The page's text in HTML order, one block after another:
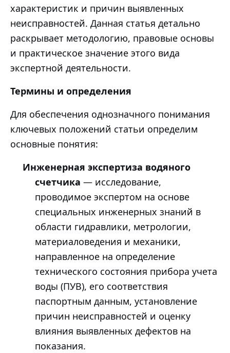
характеристик и причин выявленных
неисправностей. Данная статья детально
раскрывает методологию, правовые основы
и практическое значение этого вида
экспертной деятельности.
Термины и определения
Для обеспечения однозначного понимания
ключевых положений статьи определим
основные понятия:
Инженерная экспертиза водяного
счетчика — исследование,
проводимое экспертом на основе
специальных инженерных знаний в
области гидравлики, метрологии,
материаловедения и механики,
направленное на определение
технического состояния прибора учета
воды (ПУВ), его соответствия
паспортным данным, установление
причин неисправностей и оценку
влияния выявленных дефектов на
показания.